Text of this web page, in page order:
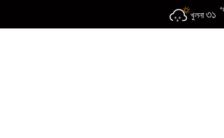
খুলনা ৩১